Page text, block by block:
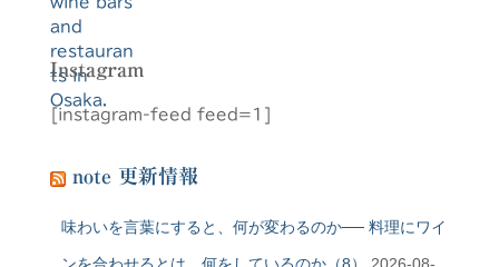
Instagram
[instagram-feed feed=1]
note 更新情報
味わいを言葉にすると、何が変わるのか── 料理にワイ